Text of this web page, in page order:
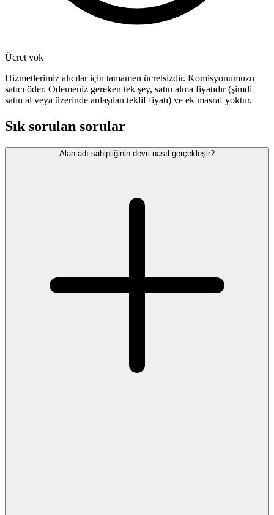
Ücret yok
Hizmetlerimiz alıcılar için tamamen ücretsizdir. Komisyonumuzu
satıcı öder. Ödemeniz gereken tek şey, satın alma fiyatıdır (şimdi
satın al veya üzerinde anlaşılan teklif fiyatı) ve ek masraf yoktur.
Sık sorulan sorular
Alan adı sahipliğinin devri nasıl gerçekleşir?